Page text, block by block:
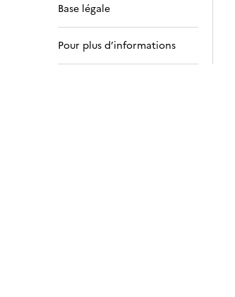
Base légale
Pour plus d’informations